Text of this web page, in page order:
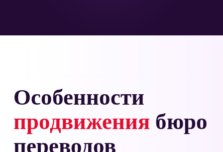
Особенности
продвижениябюро
переводов